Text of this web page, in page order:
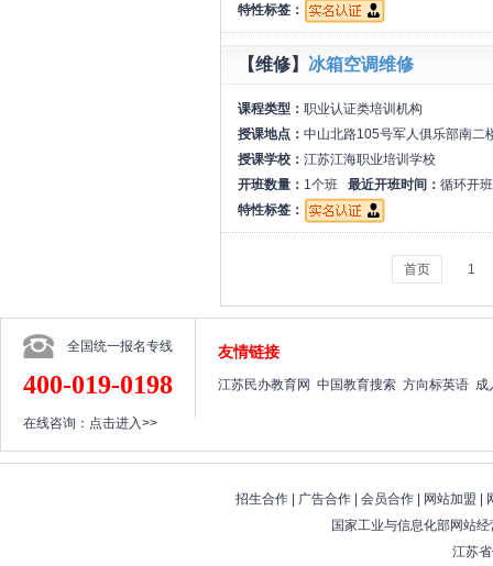
特性标签：
【维修】 冰箱空调维修
课程类型： 职业认证类培训机构
授课地点： 中山北路105号军人俱乐部南二
授课学校： 江苏江海职业培训学校
开班数量： 1个班 最近开班时间： 循环开班
特性标签：
首页 1
全国统一报名专线
400-019-0198
在线咨询： 点击进入>>
友情链接
江苏民办教育网 中国教育搜索 方向标英语 成
招生合作| 广告合作| 会员合作| 网站加盟 |
国家工业与信息化部网站
江苏